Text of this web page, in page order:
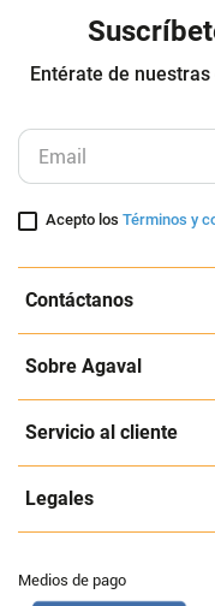
Entérate de
Acepto losTérminos y
Contáctanos
Sobre Agaval
Servicio al cliente
Legales
Medios de pago